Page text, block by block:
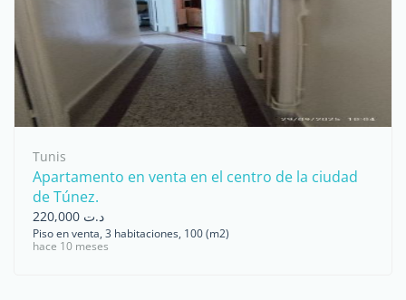
Tunis
Apartamento en venta en el centro de la ciudad
de Túnez.
د.ت 220,000
Piso en venta, 3 habitaciones, 100 (m2)
hace 10 meses